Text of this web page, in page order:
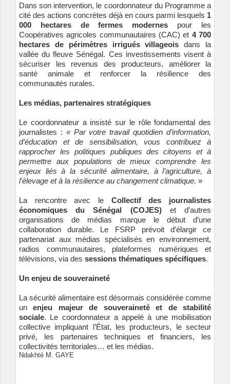
Dans son intervention, le coordonnateur du Programme a
cité des actions concrètes déjà en cours parmi lesquels 1
000 hectares de fermes modernes pour les
Coopératives agricoles communautaires (CAC) et 4 700
hectares de périmètres irrigués villageois dans la
vallée du fleuve Sénégal. Ces investissements visent à
sécuriser les revenus des producteurs, améliorer la
santé animale et renforcer la résilience des
communautés rurales.
Les médias, partenaires stratégiques
Le coordonnateur a insisté sur le rôle fondamental des
journalistes : « Par votre travail quotidien d’information,
d’éducation et de sensibilisation, vous contribuez à
rapprocher les politiques publiques des citoyens et à
permettre aux populations de mieux comprendre les
enjeux liés à la sécurité alimentaire, à l’agriculture, à
l’élevage et à la résilience au changement climatique. »
La rencontre avec le Collectif des journalistes
économiques du Sénégal (COJES)et d’autres
organisations de médias marque le début d’une
collaboration durable. Le FSRP prévoit d’élargir ce
partenariat aux médias spécialisés en environnement,
radios communautaires, plateformes numériques et
télévisions, via des sessions thématiques spécifiques.
Un enjeu de souveraineté
La sécurité alimentaire est désormais considérée comme
unenjeu majeur de souveraineté et de stabilité
sociale. Le coordonnateur a appelé à une mobilisation
collective impliquant l’État, les producteurs, le secteur
privé, les partenaires techniques et financiers, les
collectivités territoriales… et les médias.
Ndakhté M. GAYE